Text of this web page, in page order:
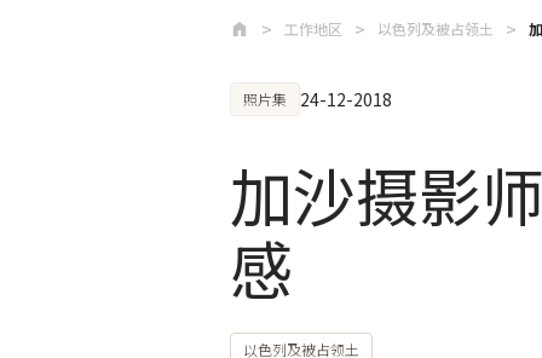
工作地区 以色列及被占领土
照片集 24-12-2018
加沙摄影
感
以色列及被占领土